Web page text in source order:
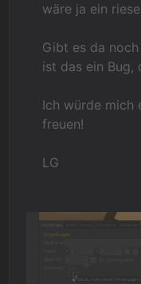
wäre ja ein
Gibt es da
ist das ein Bug,
Ich würde mich
freuen!
LG